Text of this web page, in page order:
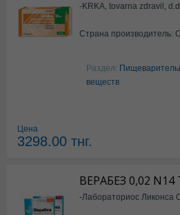
-KRKA, tovarna zdravil,
Страна производитель:
Раздел:
веществ
Цена
3298.00 тнг.
ВЕРАБЕЗ 0,02
-Лабораториос Ликонса